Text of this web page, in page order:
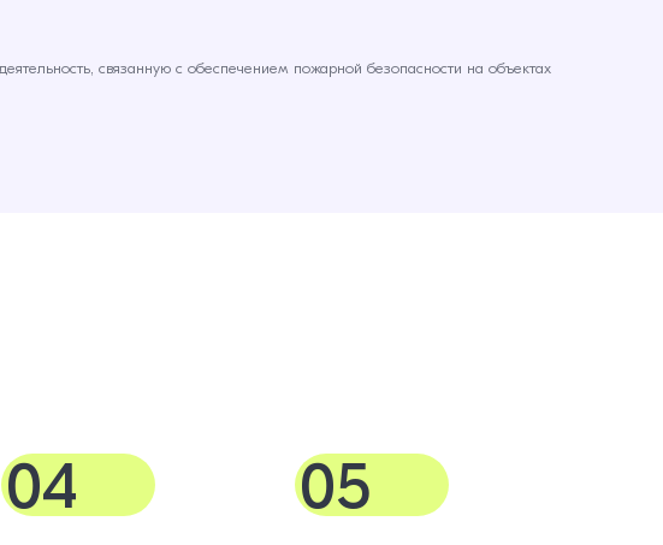
связанную с обеспечением пожарной безопасности на объектах
04 05